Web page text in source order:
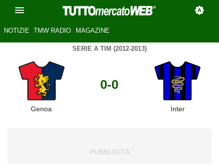
NOTIZIE TMW RADIO MAGAZINE
SERIE A TIM (2012-2013)
Genoa
0-0
Inter